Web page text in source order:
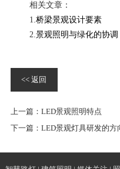
相关文章：
1.桥梁景观设计要素
2.景观照明与绿化的协调
<< 返回
上一篇： LED景观照明特点
下一篇： LED景观灯具研发的方